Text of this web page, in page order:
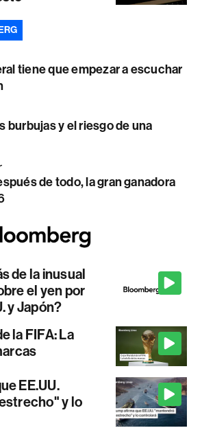
tiene que empezar a escuchar
burbujas y el riesgo de una
de todo, la gran ganadora
de la inusual
el yen por
y Japón?
la FIFA: La
EE.UU.
y lo